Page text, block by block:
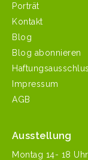
Porträt
Kontakt
Blog
Blog abonnieren
Impressum
AGB
Ausstellung
Mon­tag 14- 18 Uhr